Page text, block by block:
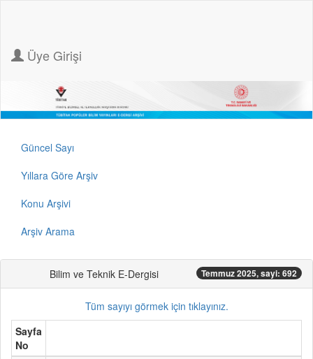
Üye Girişi
Güncel Sayı
Yıllara Göre Arşiv
Konu Arşivi
Arşiv Arama
Bilim ve Teknik E-Dergisi Temmuz 2025, sayi: 692
Tüm sayıyı görmek için tıklayınız.
Sayfa
No